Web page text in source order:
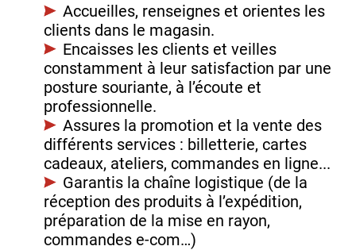
Accueilles, renseignes et orientes les
clients dans le magasin.
Encaisses les clients et veilles
constamment à leur satisfaction par une
posture souriante, à l’écoute et
professionnelle.
Assures la promotion et la vente des
différents services : billetterie, cartes
cadeaux, ateliers, commandes en ligne...
Garantis la chaîne logistique (de la
réception des produits à l’expédition,
préparation de la mise en rayon,
commandes e-com…)